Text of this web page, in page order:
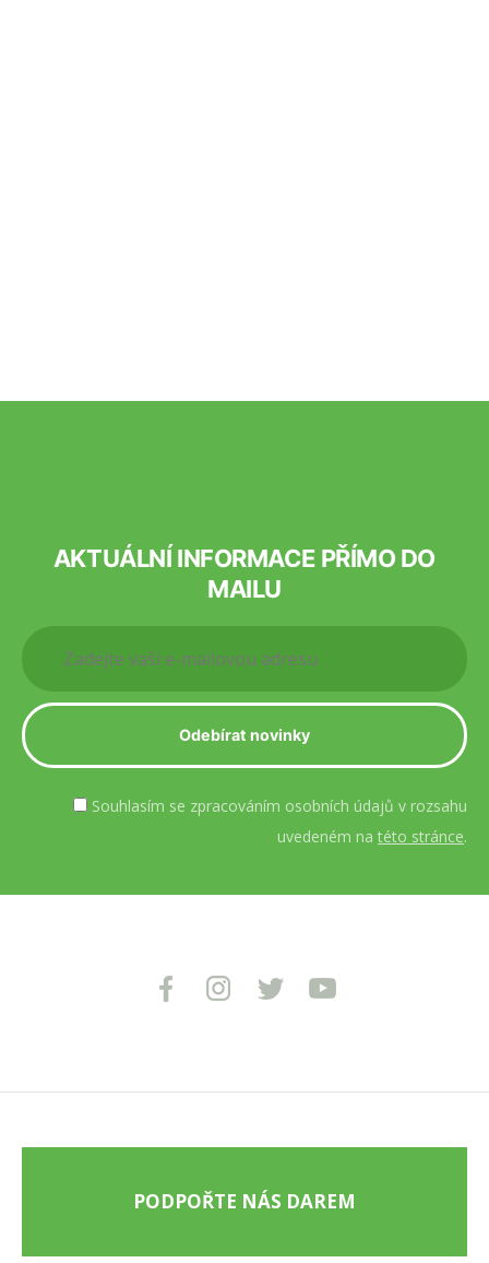
AKTUÁLNÍ INFORMACE PŘÍMO DO
MAILU
Souhlasím se zpracováním osobních údajů v rozsahu
uvedeném na této stránce.
PODPOŘTE NÁS DAREM